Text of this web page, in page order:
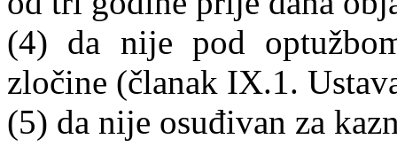
(4) da nije pod
zločine (članak IX.1.
(5) da nije osuđivan za